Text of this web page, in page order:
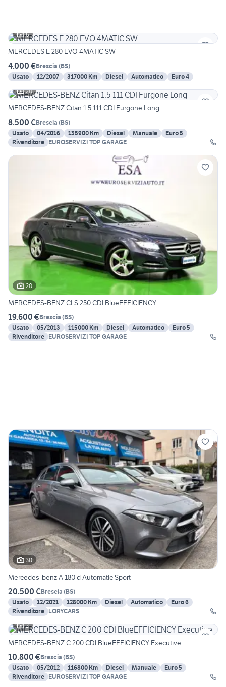
6
MERCEDES E 280 EVO 4MATIC SW
4.000 €Brescia (BS)
Usato
12/2007 317000 Km Diesel Automatico
Euro 4
20
MERCEDES-BENZ Citan 1.5 111 CDI Furgone Long
8.500 €Brescia (BS)
Usato
04/2016 135900 Km Diesel Manuale
Euro 5
Rivenditore EUROSERVIZI TOP GARAGE
20
MERCEDES-BENZ CLS 250 CDI BlueEFFICIENCY
19.600 €Brescia (BS)
Usato
05/2013 115000 Km Diesel Automatico
Euro 5
Rivenditore EUROSERVIZI TOP GARAGE
30
Mercedes-benz A 180 d Automatic Sport
20.500 €Brescia (BS)
Usato
12/2021 128000 Km Diesel Automatico
Euro 6
Rivenditore LORYCARS
2
MERCEDES-BENZ C 200 CDI BlueEFFICIENCY Executive
10.800 €Brescia (BS)
Usato
05/2012 116800 Km Diesel Manuale
Euro 5
Rivenditore EUROSERVIZI TOP GARAGE